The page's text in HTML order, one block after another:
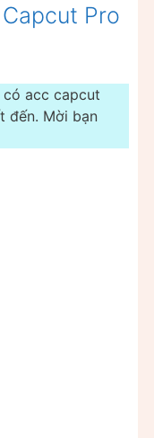
Pro
có acc capcut
đến. Mời bạn